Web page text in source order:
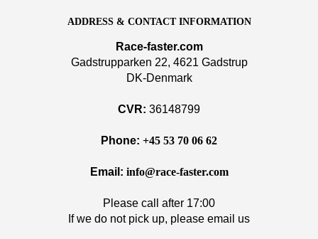
ADDRESS & CONTACT INFORMATION
Race-faster.com
Gadstrupparken 22, 4621 Gadstrup
DK-Denmark
CVR: 36148799
Phone: +45 53 70 06 62
Email: info@race-faster.com
Please call after 17:00
If we do not pick up, please email us